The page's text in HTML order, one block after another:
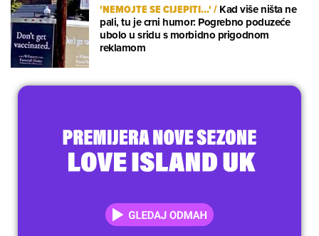
'NEMOJTE SE CIJEPITI...'/Kad više ništa ne
pali, tu je crni humor: Pogrebno poduzeće
ubolo u sridu s morbidno prigodnom
reklamom